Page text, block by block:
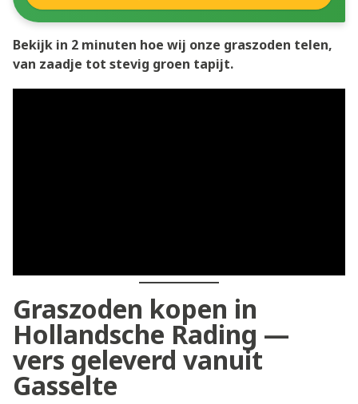
Bekijk in 2 minuten hoe wij onze graszoden telen,
van zaadje tot stevig groen tapijt.
Graszoden kopen in
Hollandsche Rading —
vers geleverd vanuit
Gasselte